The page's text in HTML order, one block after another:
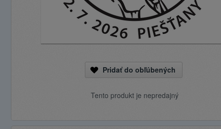
Pridať do obľúbených
Tento produkt je nepredajný